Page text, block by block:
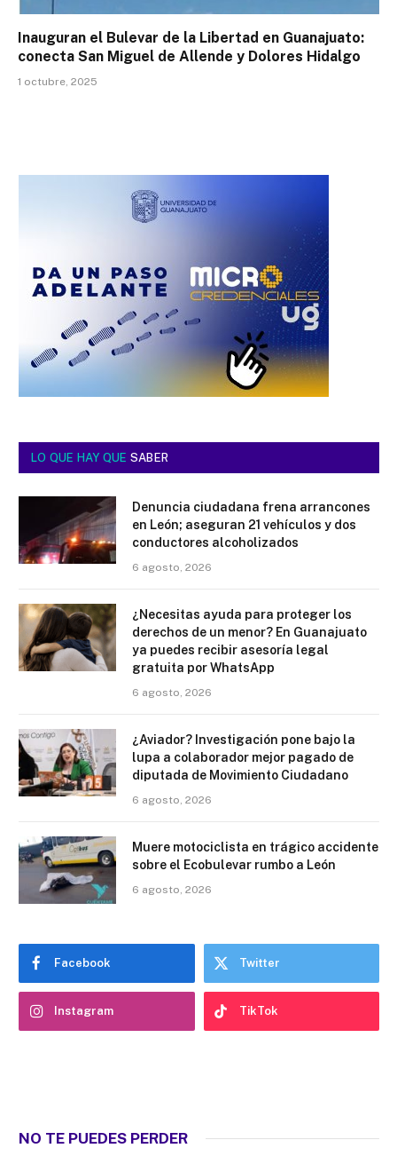
Inauguran el Bulevar de la Libertad en Guanajuato:
conecta San Miguel de Allende y Dolores Hidalgo
1 octubre, 2025
LO QUE HAY QUE SABER
Denuncia ciudadana frena arrancones
en León; aseguran 21 vehículos y dos
conductores alcoholizados
6 agosto, 2026
¿Necesitas ayuda para proteger los
derechos de un menor? En Guanajuato
ya puedes recibir asesoría legal
gratuita por WhatsApp
6 agosto, 2026
¿Aviador? Investigación pone bajo la
lupa a colaborador mejor pagado de
diputada de Movimiento Ciudadano
6 agosto, 2026
Muere motociclista en trágico accidente
sobre el Ecobulevar rumbo a León
6 agosto, 2026
Facebook Twitter
Instagram TikTok
NO TE PUEDES PERDER